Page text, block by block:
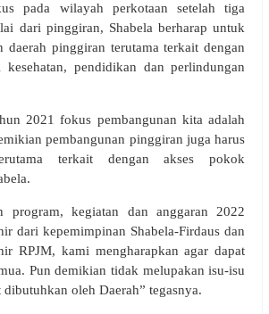
pada wilayah perkotaan setelah tiga
dari pinggiran, Shabela berharap untuk
daerah pinggiran terutama terkait dengan
kesehatan, pendidikan dan perlindungan
2021 fokus pembangunan kita adalah
pembangunan pinggiran juga harus
terkait dengan akses pokok
program, kegiatan dan anggaran 2022
dari kepemimpinan Shabela-Firdaus dan
RPJM, kami mengharapkan agar dapat
Pun demikian tidak melupakan isu-isu
dibutuhkan oleh Daerah” tegasnya.